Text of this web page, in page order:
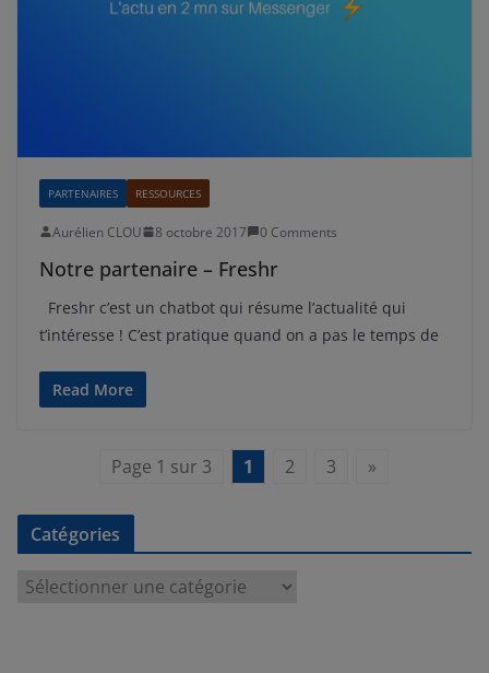
PARTENAIRES RESSOURCES
Aurélien CLOU 8 octobre 2017 0 Comments
Notre partenaire – Freshr
Freshr c’est un chatbot qui résume l’actualité qui
t’intéresse ! C’est pratique quand on a pas le temps de
Read More
Page 1 sur 3 1 2 3 »
Catégories